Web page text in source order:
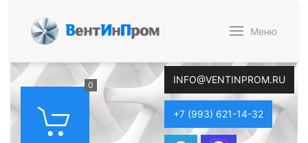
ВентИнПром Меню
0 INFO@VENTINPROM.RU
+7 (993) 621-14-32